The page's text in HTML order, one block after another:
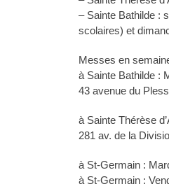
– Sainte Bathilde :
scolaires) et
Messes en
à Sainte Bathilde :
43 avenue du
à Sainte Thérèse
281 av. de la
à St-Germain :
à St-Germain :